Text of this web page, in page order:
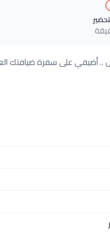
.. أضيفي على سفرة ضيافتك